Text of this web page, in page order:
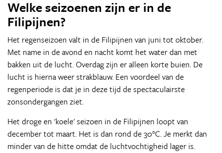
Welke seizoenen zijn er in de
Filipijnen?
Het regenseizoen valt in de Filipijnen van juni tot oktober.
Met name in de avond en nacht komt het water dan met
bakken uit de lucht. Overdag zijn er alleen korte buien. De
lucht is hierna weer strakblauw. Een voordeel van de
regenperiode is dat je in deze tijd de spectaculairste
zonsondergangen ziet.
Het droge en 'koele' seizoen in de Filipijnen loopt van
december tot maart. Het is dan rond de 30°C. Je merkt dan
minder van de hitte omdat de luchtvochtigheid lager is.